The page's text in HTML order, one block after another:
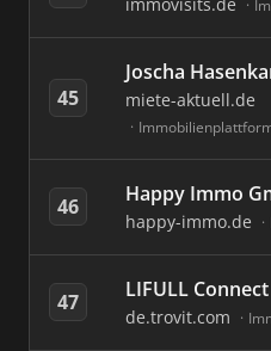
45
Joscha
miete-aktuell.de
46 Happy Immo
happy-immo.de
47 LIFULL Connect
de.trovit.com